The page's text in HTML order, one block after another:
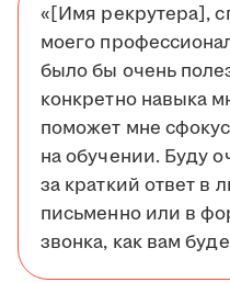
«[Имя рекрутера],
моего
было бы очень
конкретно навыка
поможет мне
на обучении. Буду
за краткий ответ в
письменно или в
звонка, как вам